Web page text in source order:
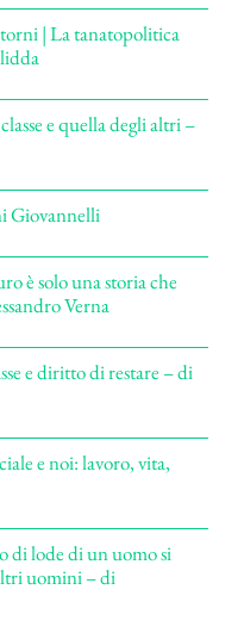
| La tanatopolitica
e quella degli altri –
Giovannelli
è solo una storia che
Verna
e diritto di restare – di
e noi: lavoro, vita,
di lode di un uomo si
uomini – di